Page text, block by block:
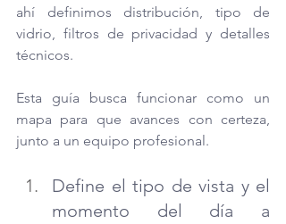
ahí definimos distribución, tipo de
vidrio, filtros de privacidad y detalles
técnicos.
Esta guía busca funcionar como un
mapa para que avances con certeza,
junto a un equipo profesional.
Define el tipo de vista y el
momento del día a